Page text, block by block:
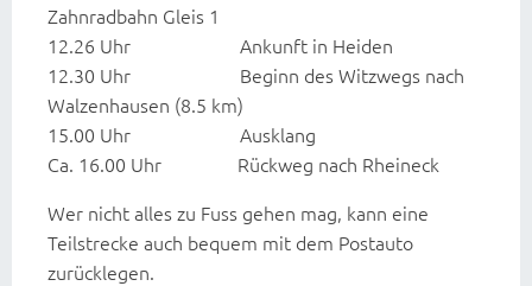
Zahnradbahn Gleis 1
12.26 Uhr Ankunft in Heiden
12.30 Uhr Beginn des Witzwegs nach
Walzenhausen (8.5 km)
15.00 Uhr Ausklang
Ca. 16.00 Uhr Rückweg nach Rheineck
Wer nicht alles zu Fuss gehen mag, kann eine
Teilstrecke auch bequem mit dem Postauto
zurücklegen.